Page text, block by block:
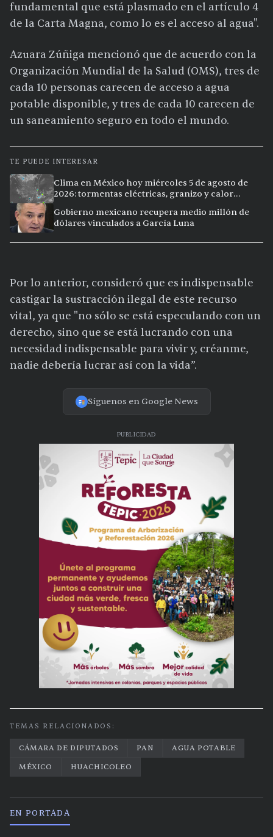
fundamental que está plasmado en el artículo 4
de la Carta Magna, como lo es el acceso al agua".
Azuara Zúñiga mencionó que de acuerdo con la
Organización Mundial de la Salud (OMS), tres de
cada 10 personas carecen de acceso a agua
potable disponible, y tres de cada 10 carecen de
un saneamiento seguro en todo el mundo.
TE PUEDE INTERESAR
Clima en México hoy miércoles 5 de agosto de
2026: tormentas eléctricas, granizo y calor
Gobierno mexicano recupera medio millón de
dólares vinculados a García Luna
Por lo anterior, consideró que es indispensable
castigar la sustracción ilegal de este recurso
vital, ya que "no sólo se está especulando con un
derecho, sino que se está lucrando con una
necesidad indispensable para vivir y, créanme,
nadie debería lucrar así con la vida”.
Síguenos en Google News
PUBLICIDAD
TEMAS RELACIONADOS:
CÁMARA DE DIPUTADOS PAN
AGUA POTABLE
MÉXICO
HUACHICOLEO
EN PORTADA